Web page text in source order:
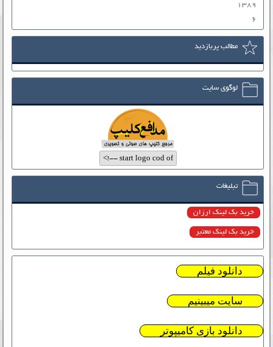
۱۳۸۹
۶
مطالب پربازدید
لوگوی سایت
تبلیغات
خرید بک لینک ارزان
خرید بک لینک معتبر
دانلود فیلم
سایت میبینیم
دانلود بازی کامیپوتر